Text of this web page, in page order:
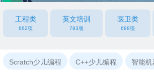
工程类
662项
英文培训
783项
医卫类
688项
Scratch少儿编程 C++少儿编程 智能